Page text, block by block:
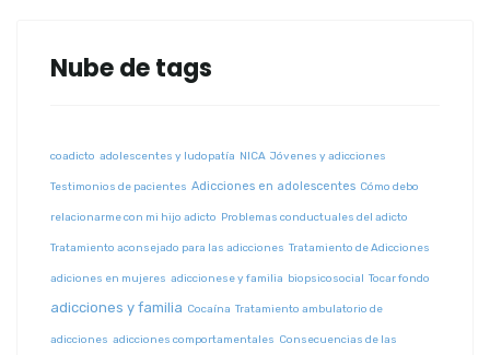
Nube de tags
coadicto adolescentes y ludopatía NICA Jóvenes y adicciones
Testimonios de pacientes Adicciones en adolescentes Cómo debo
relacionarme con mi hijo adicto Problemas conductuales del adicto
Tratamiento aconsejado para las adicciones Tratamiento de Adicciones
adiciones en mujeres adiccionese y familia biopsicosocial Tocar fondo
adicciones y familia Cocaína Tratamiento ambulatorio de
adicciones adicciones comportamentales Consecuencias de las